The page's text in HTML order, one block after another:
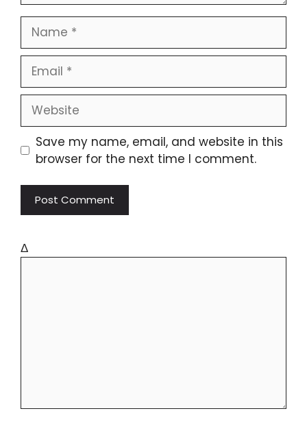
Save my name, email, and website in this
browser for the next time I comment.
Δ